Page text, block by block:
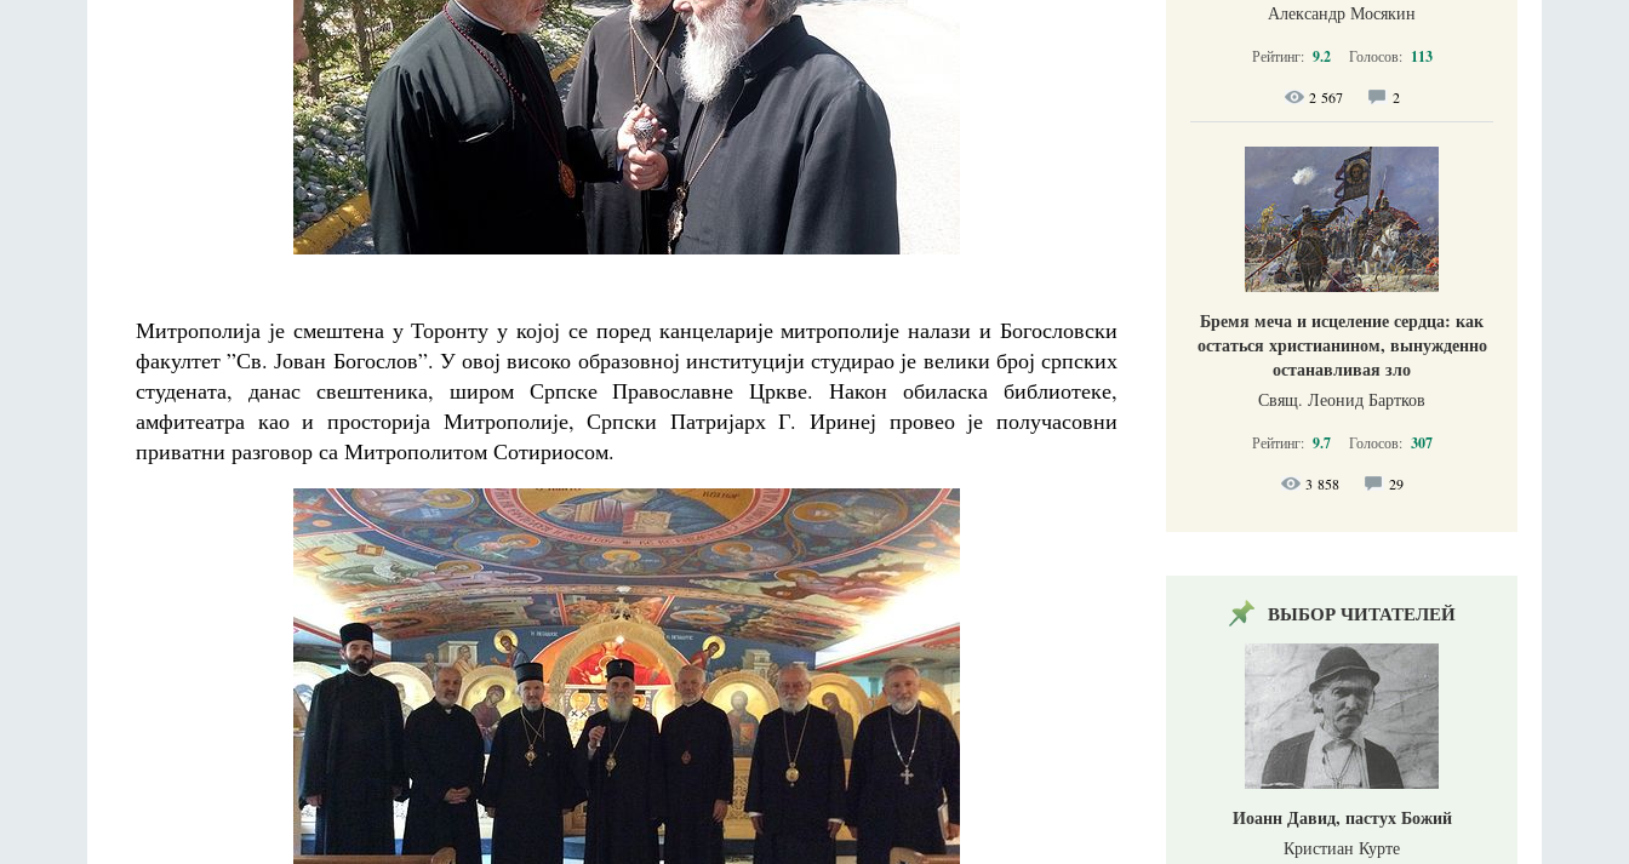
Митрополија је смештена у Торонту у којој се поред канцеларије митрополије налази и Богословски
факултет ”Св. Јован Богослов”. У овој високо образовној институцији студирао је велики број српских
студената, данас свештеника, широм Српске Православне Цркве. Након обиласка библиотеке,
амфитеатра као и просторија Митрополије, Српски Патријарх Г. Иринеј провео је получасовни
приватни разговор са Митрополитом Сотириосом.
Александр Мосякин
Рейтинг: 9.2 Голосов: 113
2 567 2
Бремя меча и исцеление сердца: как
остаться христианином, вынужденно
останавливая зло
Свящ. Леонид Бартков
Рейтинг: 9.7 Голосов: 307
3 858 29
ВЫБОР ЧИТАТЕЛЕЙ
Иоанн Давид, пастух Божий
Кристиан Курте